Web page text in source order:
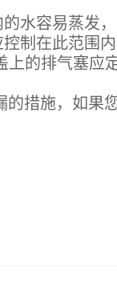
容易蒸发
制在此范围内
排气塞应定
的措施，如果